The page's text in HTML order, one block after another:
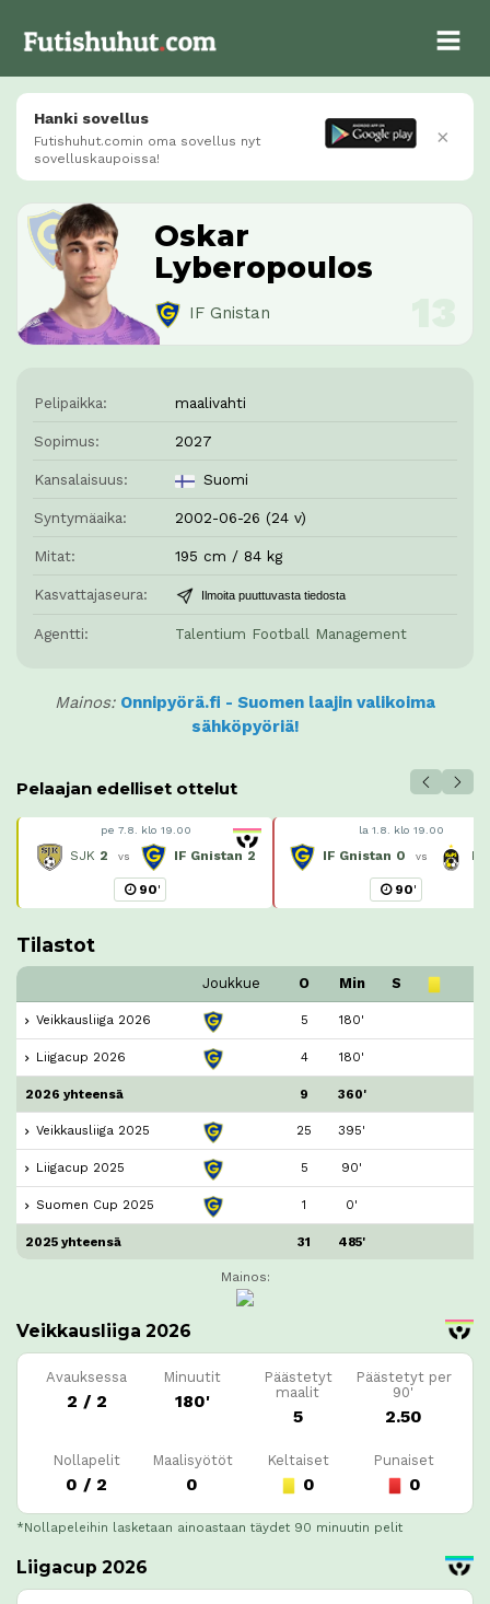
Hanki sovellus
Futishuhut.comin oma sovellus nyt
sovelluskaupoissa!
×
Oskar
Lyberopoulos
IF Gnistan
Pelipaikka: maalivahti
Sopimus: 2027
Kansalaisuus: Suomi
Syntymäaika: 2002-06-26 (24 v)
Mitat: 195 cm / 84 kg
Kasvattajaseura: Ilmoita puuttuvasta tiedosta
Agentti: Talentium Football Management
Mainos: Onnipyörä.fi - Suomen laajin valikoima
sähköpyöriä!
Pelaajan edelliset ottelut
pe 7.8. klo 19.00
SJK 2 vs IF Gnistan 2
90'
la 1.8. klo 19.00
IF Gnistan 0 vs
90'
Tilastot
Joukkue O Min S
Veikkausliiga 2026 5 180'
Liigacup 2026 4 180'
2026 yhteensä 9 360'
Veikkausliiga 2025 25 395'
Liigacup 2025 5 90'
Suomen Cup 2025 1 0'
2025 yhteensä 31 485'
Mainos:
Veikkausliiga 2026
Avauksessa
2 / 2
Minuutit
180'
Päästetyt
maalit
5
Päästetyt per
90'
2.50
Nollapelit
0 / 2
Maalisyötöt
0
Keltaiset
0
Punaiset
0
*Nollapeleihin lasketaan ainoastaan täydet 90 minuutin pelit
Liigacup 2026